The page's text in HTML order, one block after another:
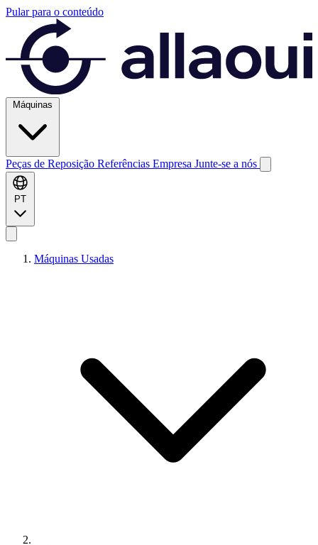
Pular para o conteúdo
Máquinas
Peças de Reposição Referências Empresa Junte-se a nós
PT
Máquinas Usadas